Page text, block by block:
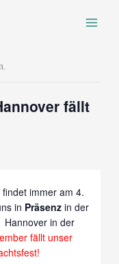
fällt
immer am 4.
in Präsenz in der
Hannover in der
fällt unser